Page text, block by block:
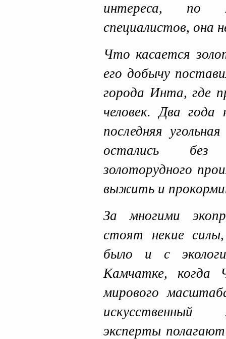
интереса, по
специалистов, она
Что касается
его добычу
города Инта, где
человек. Два
последняя
остались
золоторудного
выжить и
За многими
стоят некие
было и с
Камчатке, когда
мирового
эксперты